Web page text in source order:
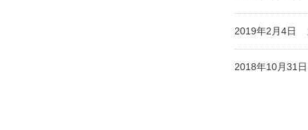
2019年2月4日
2018年10月31